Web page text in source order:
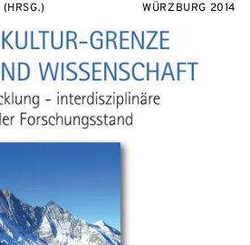
WÜRZBURG 2014